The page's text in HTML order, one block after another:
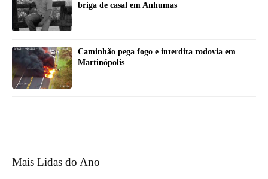
briga de casal em Anhumas
Caminhão pega fogo e interdita rodovia em
Martinópolis
Mais Lidas do Ano